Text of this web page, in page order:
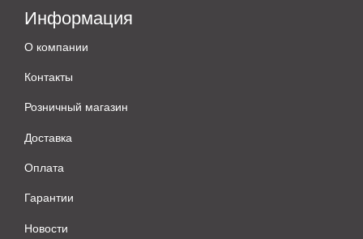
Информация
О компании
Контакты
Розничный магазин
Доставка
Оплата
Гарантии
Новости